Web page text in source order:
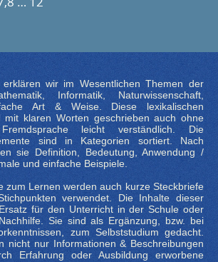
wir im Wesentlichen Themen der
Informatik, Naturwissenschaft,
Art & Weise. Diese lexikalischen
mit klaren Worten geschrieben auch ohne
leicht verständlich. Die
sind in Kategorien sortiert. Nach
sie Definition, Bedeutung, Anwendung /
und einfache Beispiele.
zum Lernen werden auch kurze Steckbriefe
verwendet. Die Inhalte dieser
für den Unterricht in der Schule oder
Sie sind als Ergänzung, bzw. bei
zum Selbststudium gedacht.
nicht nur Informationen & Beschreibungen
Erfahrung oder Ausbildung erworbene